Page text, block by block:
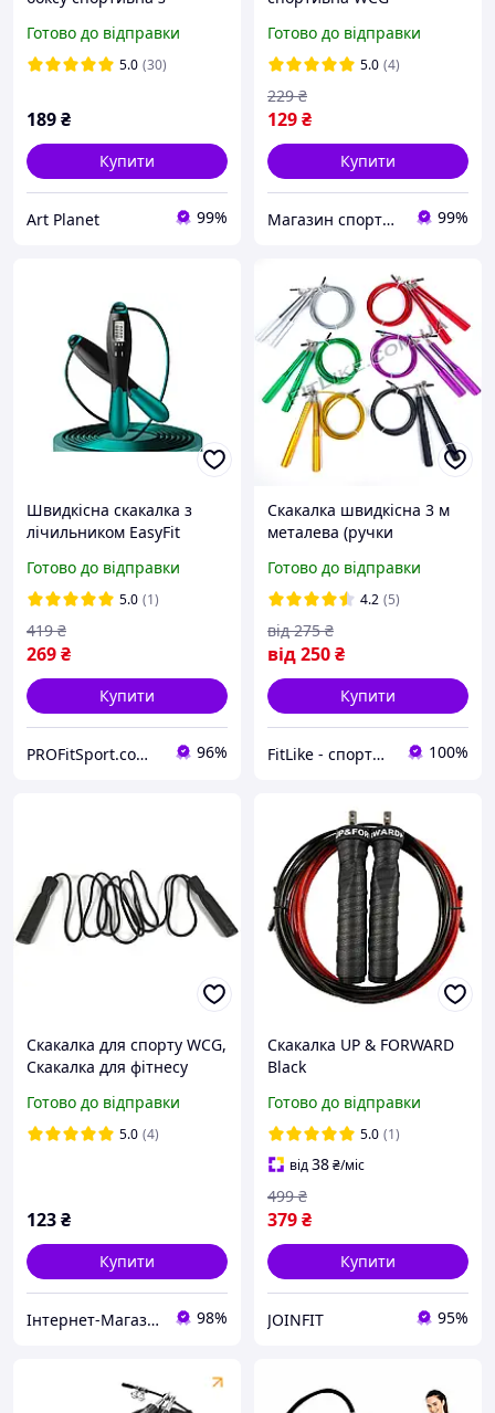
фіт скакалки для фітнесу
дітей чоловіків жінок
Готово до відправки
5.0 (30)
189₴
Купити
Art Planet 99%
Готово до відправки
5.0 (4)
129₴
229 ₴
Купити
Магазин спортивних товарів "PLANETSPORT" 99%
Швидкісна скакалка з
лічильником EasyFit
Готово до відправки
5.0 (1)
269₴
419 ₴
Купити
PROFitSport.com.ua - Интернет-магазин спортинвентаря 96%
Скакалка швидкісна 3 м
металева (ручки
Ultra Speed Cable Rope
Готово до відправки
4.2 (5)
від250₴
від 275 ₴
Купити
FitLike - спортивний інтернет-магазин 100%
Скакалка для спорту WCG,
Скакалка для фітнесу
Готово до відправки
5.0 (4)
123₴
Купити
Інтернет-Магазин "Shopik" 98%
Скакалка UP & FORWARD
Black
Готово до відправки
5.0 (1)
від38₴/міс
379₴
499 ₴
Купити
JOINFIT 95%